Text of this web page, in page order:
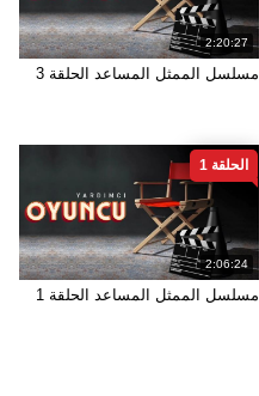
2:20:27
مسلسل الممثل المساعد الحلقة 3
2:06:24
الحلقة 1
مسلسل الممثل المساعد الحلقة 1